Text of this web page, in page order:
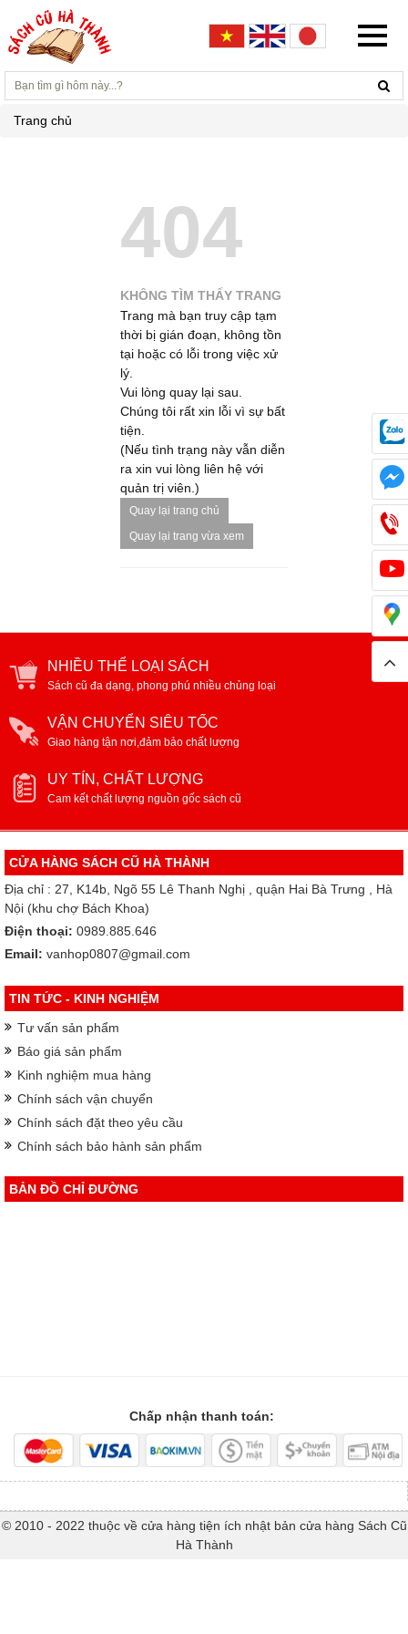
Trang chủ
404
KHÔNG TÌM THẤY TRANG
Trang mà bạn truy cập tạm
thời bị gián đoạn, không tồn
tại hoặc có lỗi trong việc xử
lý.
Vui lòng quay lại sau.
Chúng tôi rất xin lỗi vì sự bất
tiện.
(Nếu tình trạng này vẫn diễn
ra xin vui lòng liên hệ với
quản trị viên.)
Quay lại trang chủ
Quay lại trang vừa xem
NHIỀU THỂ LOẠI SÁCH
Sách cũ đa dạng, phong phú nhiều chủng loại
VẬN CHUYỂN SIÊU TỐC
Giao hàng tận nơi,đảm bảo chất lượng
UY TÍN, CHẤT LƯỢNG
Cam kết chất lượng nguồn gốc sách cũ
CỬA HÀNG SÁCH CŨ HÀ THÀNH
Địa chỉ : 27, K14b, Ngõ 55 Lê Thanh Nghị , quận Hai Bà Trưng , Hà
Nội (khu chợ Bách Khoa)
Điện thoại: 0989.885.646
Email: vanhop0807@gmail.com
TIN TỨC - KINH NGHIỆM
Tư vấn sản phẩm
Báo giá sản phẩm
Kinh nghiệm mua hàng
Chính sách vận chuyển
Chính sách đặt theo yêu cầu
Chính sách bảo hành sản phẩm
BẢN ĐỒ CHỈ ĐƯỜNG
Chấp nhận thanh toán:
© 2010 - 2022 thuộc về cửa hàng tiện ích nhật bản cửa hàng Sách Cũ
Hà Thành